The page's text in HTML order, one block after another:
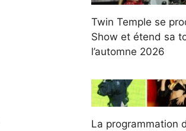
Twin Temple se
Show et étend sa
l’automne 2026
La programmation